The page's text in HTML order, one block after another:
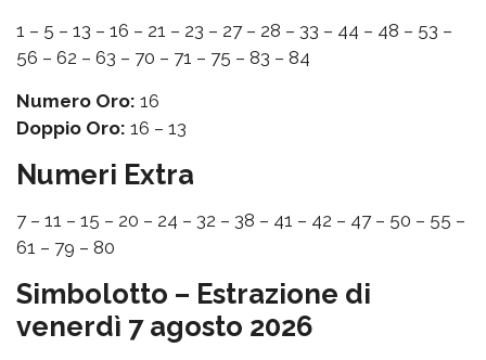
1 – 5 – 13 – 16 – 21 – 23 – 27 – 28 – 33 – 44 – 48 – 53 –
56 – 62 – 63 – 70 – 71 – 75 – 83 – 84
Numero Oro: 16
Doppio Oro: 16 – 13
Numeri Extra
7 – 11 – 15 – 20 – 24 – 32 – 38 – 41 – 42 – 47 – 50 – 55 –
61 – 79 – 80
Simbolotto – Estrazione di
venerdì 7 agosto 2026